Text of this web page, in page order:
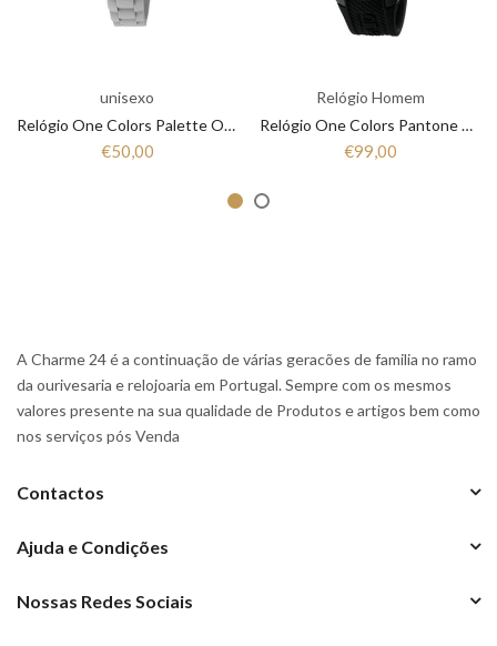
unisexo
Relógio One Colors Palette OA4399CC12B
€50,00
Relógio Homem
Relógio One Colors Pantone OA6986PP21N
€99,00
A Charme 24 é a continuação de várias geracões de familia no ramo
da ourivesaria e relojoaria em Portugal. Sempre com os mesmos
valores presente na sua qualidade de Produtos e artigos bem como
nos serviços pós Venda
Contactos
Ajuda e Condições
Nossas Redes Sociais